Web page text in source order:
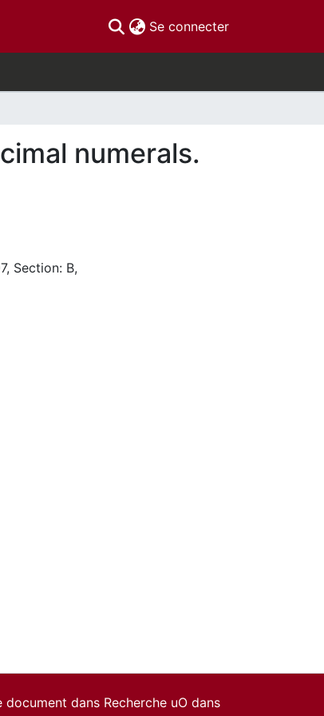
Se connecter(current)
numerals.
Section: B,
dans Recherche uO dans